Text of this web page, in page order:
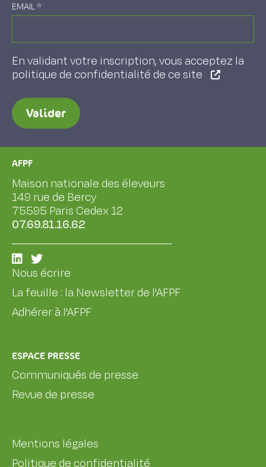
EMAIL*
En validant votre inscription, vous acceptez la
politique de confidentialité de ce site
Valider
AFPF
Maison nationale des éleveurs
149 rue de Bercy
75595 Paris Cedex 12
07.69.81.16.62
Nous écrire
La feuille : la Newsletter de l'AFPF
Adhérer à l'AFPF
ESPACE PRESSE
Communiqués de presse
Revue de presse
Mentions légales
Politique de confidentialité